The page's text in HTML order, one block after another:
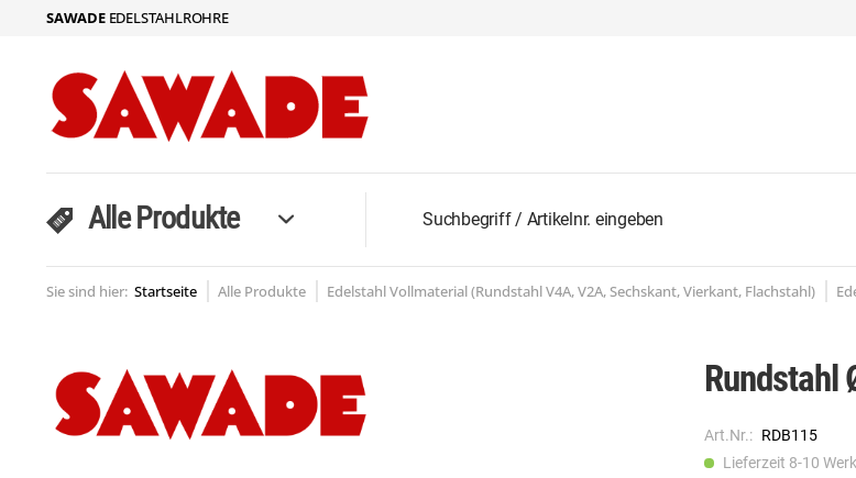
SAWADEEDELSTAHLROHRE
Alle Produkte
Sie sind hier: Startseite Alle Produkte Edelstahl Vollmaterial (Rundstahl V4A, V2A, Sechskant, Vierkant, Flachstahl)
Rundstahl
Art.Nr.: RDB115
Lieferzeit 8-10